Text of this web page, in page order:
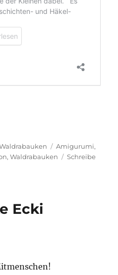
Schlagwörter
Amigurumi,
,Waldrabauken
Schreibe
Ecki